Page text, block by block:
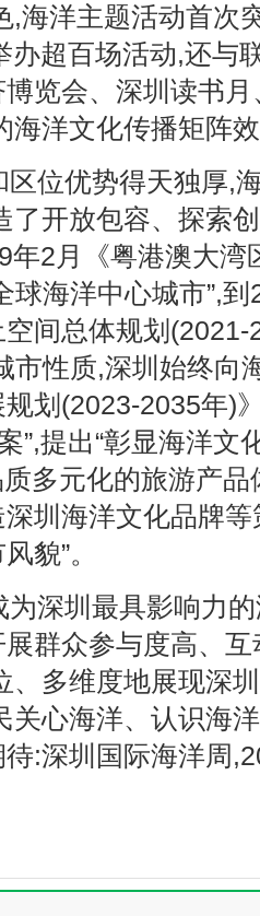
,海洋主题活动首次
超百场活动,还与
览会、深圳读书月
海洋文化传播矩阵
区位优势得天独厚,
了开放包容、探索
年2月《粤港澳大湾
球海洋中心城市”,
间总体规划(2021-
市性质,深圳始终向
规划(2023-2035年)
”,提出“彰显海洋
质多元化的旅游产
圳海洋文化品牌
貌”。
为深圳最具影响力
群众参与度高、
多维度地展现深
关心海洋、认识海
:深圳国际海洋周